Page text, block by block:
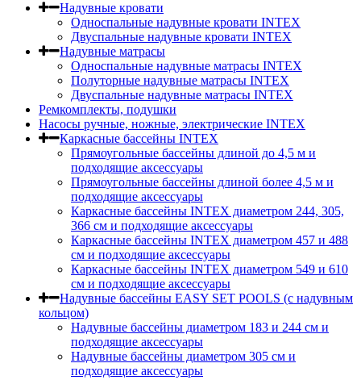
Надувные кровати
Односпальные надувные кровати INTEX
Двуспальные надувные кровати INTEX
Надувные матрасы
Односпальные надувные матрасы INTEX
Полуторные надувные матрасы INTEX
Двуспальные надувные матрасы INTEX
Ремкомплекты, подушки
Насосы ручные, ножные, электрические INTEX
Каркасные бассейны INTEX
Прямоугольные бассейны длиной до 4,5 м и
подходящие аксессуары
Прямоугольные бассейны длиной более 4,5 м и
подходящие аксессуары
Каркасные бассейны INTEX диаметром 244, 305,
366 см и подходящие аксессуары
Каркасные бассейны INTEX диаметром 457 и 488
cм и подходящие аксессуары
Каркасные бассейны INTEX диаметром 549 и 610
см и подходящие аксессуары
Надувные бассейны EASY SET POOLS (с надувным
кольцом)
Надувные бассейны диаметром 183 и 244 см и
подходящие аксессуары
Надувные бассейны диаметром 305 см и
подходящие аксессуары